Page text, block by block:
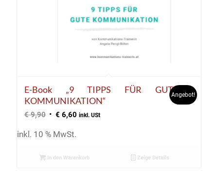
E-Book „9 TIPPS FÜR GUTE
KOMMUNIKATION“
€9,90 Ursprünglicher
war:
€ 6,60Aktueller
inkl. USt
Angebot!
inkl. 10 % MwSt.
In den Warenkorb Zeige Details